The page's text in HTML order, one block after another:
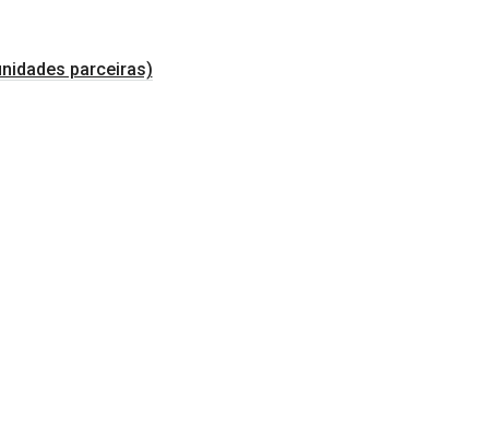
parceiras)